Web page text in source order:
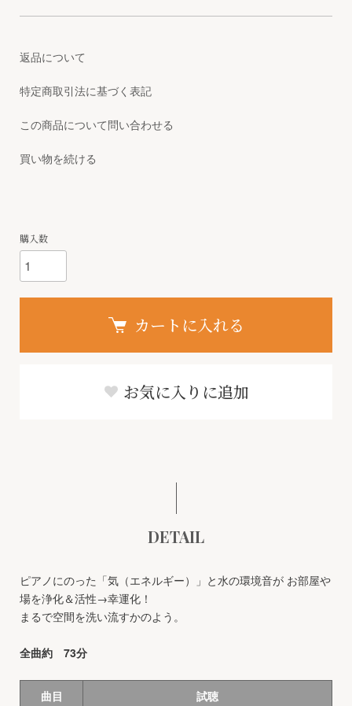
返品について
特定商取引法に基づく表記
この商品について問い合わせる
買い物を続ける
購入数
カートに入れる
お気に入りに追加
DETAIL
ピアノにのった「気（エネルギー）」と水の環境音が お部屋や
場を浄化＆活性→幸運化！
まるで空間を洗い流すかのよう。
全曲約 73分
曲目 試聴